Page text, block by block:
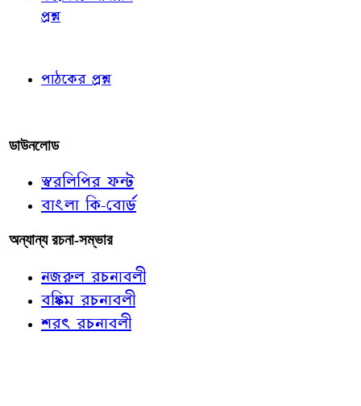
প্রশ্ন
পাঠকের প্রশ্ন
ডাউনলোড
স্বরলিপির ফন্ট
বাংলা কি-বোর্ড
অন্যান্য রচনা-সম্ভার
নজরুল রচনাবলী
বঙ্কিম রচনাবলী
শরৎ রচনাবলী